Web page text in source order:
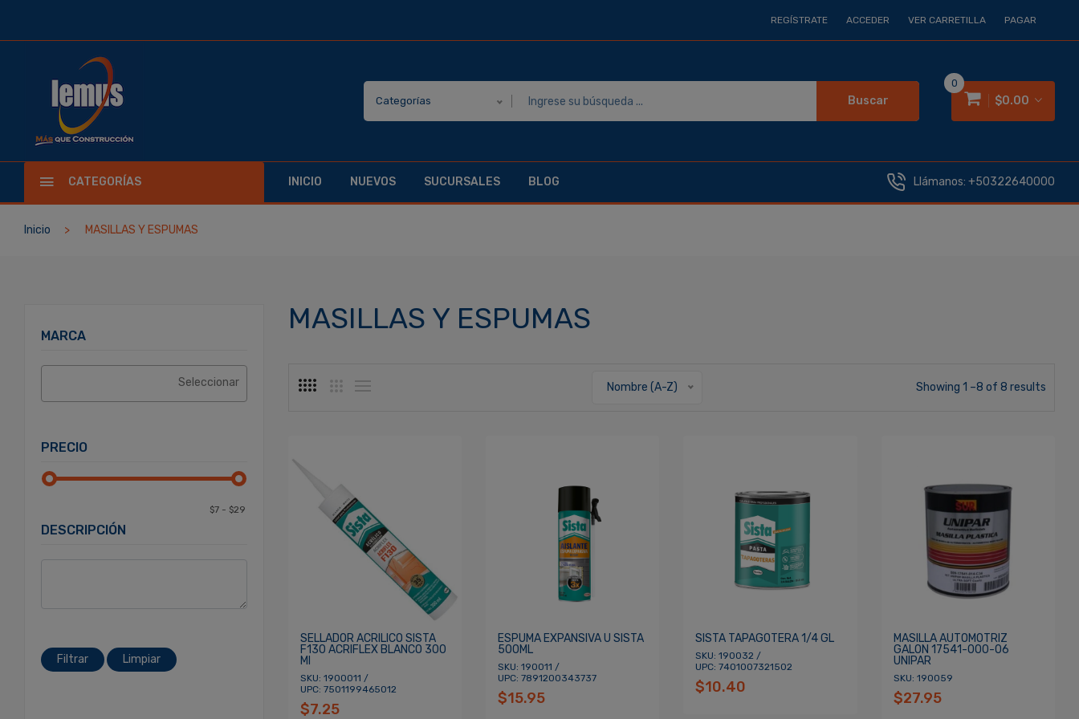
REGÍSTRATE ACCEDER VER CARRETILLA PAGAR
Categorías Buscar $0.00
0
CATEGORÍAS INICIO NUEVOS SUCURSALES BLOG Llámanos: +50322640000
Inicio MASILLAS Y ESPUMAS
MARCA
PRECIO
DESCRIPCIÓN
Filtrar Limpiar
MASILLAS Y ESPUMAS
Nombre (A-Z) Showing 1 –8 of 8 results
SELLADOR ACRILICO SISTA
F130 ACRIFLEX BLANCO 300
Ml
SKU: 1900011 /
UPC: 7501199465012
$7.25
ESPUMA EXPANSIVA U SISTA
500ML
SKU: 190011 /
UPC: 7891200343737
$15.95
SISTA TAPAGOTERA 1/4 GL
SKU: 190032 /
UPC: 7401007321502
$10.40
MASILLA AUTOMOTRIZ
GALON 17541-000-06
UNIPAR
SKU: 190059
$27.95